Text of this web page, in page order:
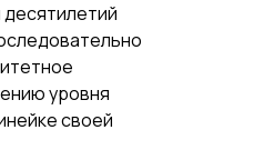
уровня
своей